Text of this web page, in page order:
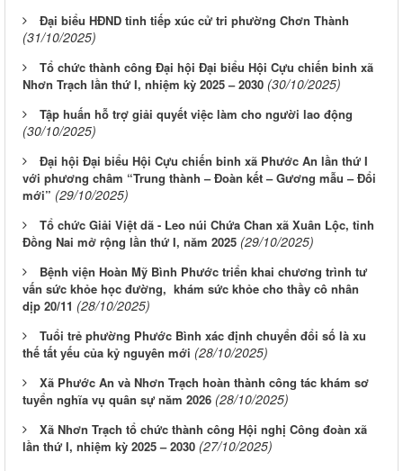
Đại biểu HĐND tỉnh tiếp xúc cử tri phường Chơn Thành
(31/10/2025)
Tổ chức thành công Đại hội Đại biểu Hội Cựu chiến binh xã
Nhơn Trạch lần thứ I, nhiệm kỳ 2025 – 2030 (30/10/2025)
Tập huấn hỗ trợ giải quyết việc làm cho người lao động
(30/10/2025)
Đại hội Đại biểu Hội Cựu chiến binh xã Phước An lần thứ I
với phương châm “Trung thành – Đoàn kết – Gương mẫu – Đổi
mới” (29/10/2025)
Tổ chức Giải Việt dã - Leo núi Chứa Chan xã Xuân Lộc, tỉnh
Đồng Nai mở rộng lần thứ I, năm 2025 (29/10/2025)
Bệnh viện Hoàn Mỹ Bình Phước triển khai chương trình tư
vấn sức khỏe học đường, khám sức khỏe cho thầy cô nhân
dịp 20/11 (28/10/2025)
Tuổi trẻ phường Phước Bình xác định chuyển đổi số là xu
thế tất yếu của kỷ nguyên mới (28/10/2025)
Xã Phước An và Nhơn Trạch hoàn thành công tác khám sơ
tuyển nghĩa vụ quân sự năm 2026 (28/10/2025)
Xã Nhơn Trạch tổ chức thành công Hội nghị Công đoàn xã
lần thứ I, nhiệm kỳ 2025 – 2030 (27/10/2025)